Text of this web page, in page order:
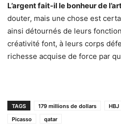
L’argent fait-il le bonheur de
douter, mais une chose est
ainsi détournés de leurs
créativité font, à leurs corps
richesse acquise de force par
TAGS 179 millions de dollars HBJ
Picasso
qatar